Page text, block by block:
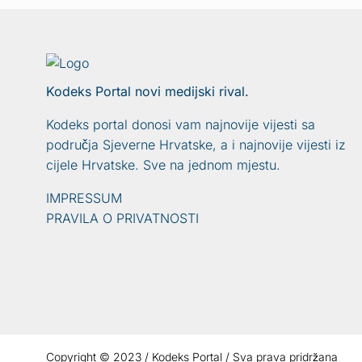
Kodeks Portal novi medijski rival.
Kodeks portal donosi vam najnovije vijesti sa
područja Sjeverne Hrvatske, a i najnovije vijesti iz
cijele Hrvatske. Sve na jednom mjestu.
IMPRESSUM
PRAVILA O PRIVATNOSTI
Copyright © 2023 / Kodeks Portal / Sva prava pridržana